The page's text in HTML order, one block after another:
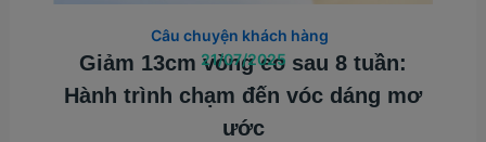
Giảm 13cm vòng eo sau 8 tuần:
Hành trình chạm đến vóc dáng mơ
ước
Câu chuyện khách hàng
21/07/2025